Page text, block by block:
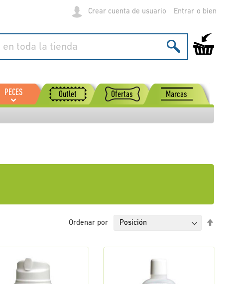
Crear cuenta de usuario Entrar
Mi carrito de
PECES Outlet Ofertas Marcas
Ordenar por